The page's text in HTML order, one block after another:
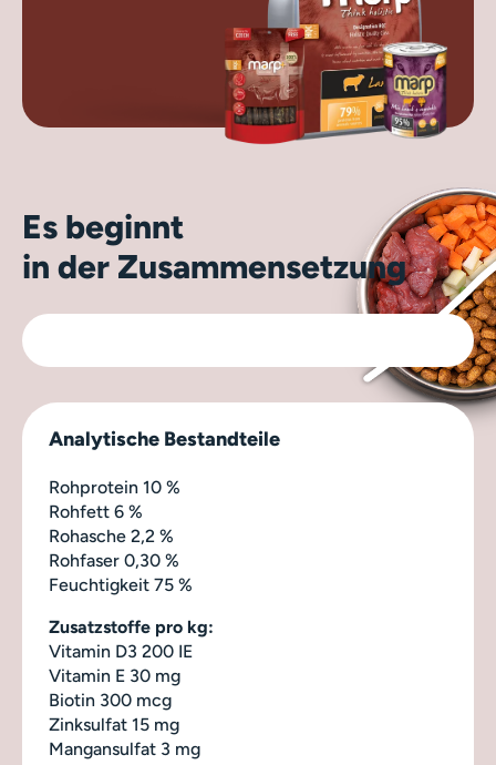
Es beginnt
in der Zusammensetzung
Analytische Bestandteile
Rohprotein 10 %
Rohfett 6 %
Rohasche 2,2 %
Rohfaser 0,30 %
Feuchtigkeit 75 %
Zusatzstoffe pro kg:
Vitamin D3 200 IE
Vitamin E 30 mg
Biotin 300 mcg
Zinksulfat 15 mg
Mangansulfat 3 mg